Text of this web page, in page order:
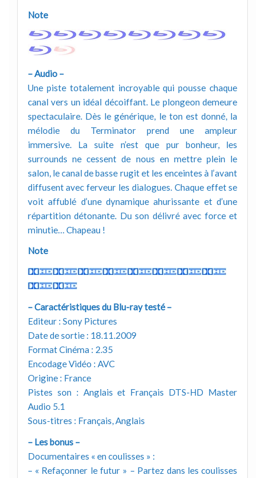
Note
– Audio –
Une piste totalement incroyable qui pousse chaque
canal vers un idéal décoiffant. Le plongeon demeure
spectaculaire. Dès le générique, le ton est donné, la
mélodie du Terminator prend une ampleur
immersive. La suite n’est que pur bonheur, les
surrounds ne cessent de nous en mettre plein le
salon, le canal de basse rugit et les enceintes à l’avant
diffusent avec ferveur les dialogues. Chaque effet se
voit affublé d’une dynamique ahurissante et d’une
répartition détonante. Du son délivré avec force et
minutie… Chapeau !
Note
– Caractéristiques du Blu-ray testé –
Editeur : Sony Pictures
Date de sortie : 18.11.2009
Format Cinéma : 2.35
Encodage Vidéo : AVC
Origine : France
Pistes son : Anglais et Français DTS-HD Master
Audio 5.1
Sous-titres : Français, Anglais
– Les bonus –
Documentaires « en coulisses » :
– « Refaçonner le futur » – Partez dans les coulisses